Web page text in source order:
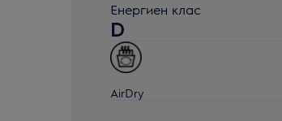
Енергиен клас
D
AirDry